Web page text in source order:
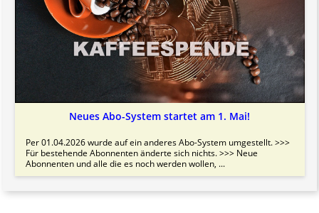
Neues Abo-System startet am 1. Mai!
Per 01.04.2026 wurde auf ein anderes Abo-System umgestellt. >>>
Für bestehende Abonnenten änderte sich nichts. >>> Neue
Abonnenten und alle die es noch werden wollen, ...